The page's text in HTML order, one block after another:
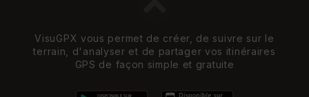
VisuGPX vous permet de créer, de suivre sur le
terrain, d'analyser et de partager vos itinéraires
GPS de façon simple et gratuite